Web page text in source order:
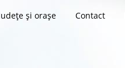
și orașe Contact